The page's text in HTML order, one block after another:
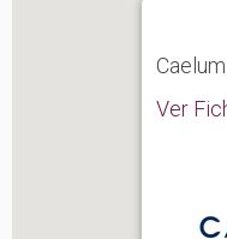
Caelum
Ver